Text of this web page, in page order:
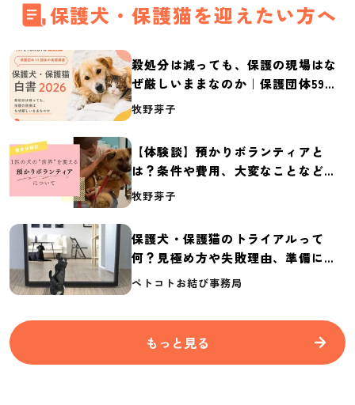
保護犬・保護猫を迎えたい方へ
殺処分は減っても、保護の現場はな
ぜ厳しいままなのか｜保護団体59団
体の実態調査【保護犬・保護猫白書
牧野芽子
【体験談】預かりボランティアと
は？条件や費用、大変なことなど紹
介
牧野芽子
保護犬・保護猫のトライアルって
何？見極め方や失敗理由、準備に必
要なものを紹介
ペトコトお結び事務局
もっと見る